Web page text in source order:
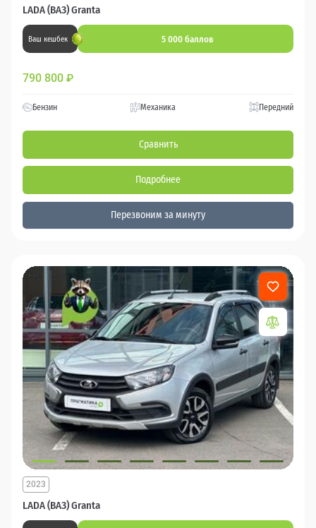
LADA (ВАЗ) Granta
Ваш кешбек 5 000 баллов
790 800 ₽
Бензин Механика Передний
Сравнить
Подробнее
Перезвоним за минуту
LADA (ВАЗ) Granta
2023